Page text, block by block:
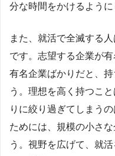
分な時間をかけるように
また、就活で全滅する
です。志望する企業が
有名企業ばかりだと、
う。理想を高く持つこ
りに絞り過ぎてしまう
ためには、規模の小さ
う。視野を広げて、就